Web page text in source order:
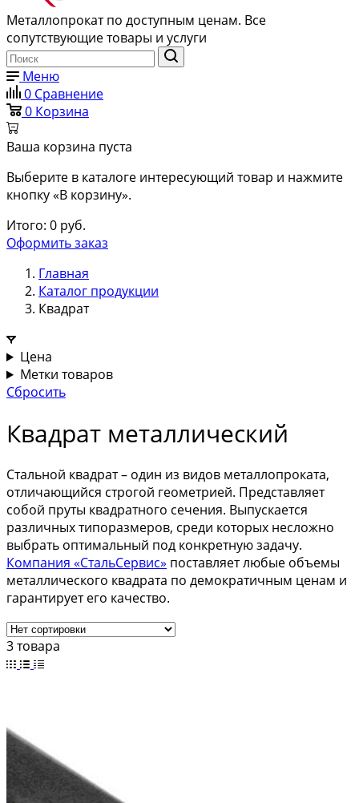
Металлопрокат по доступным ценам. Все
сопутствующие товары и услуги
Меню
0 Сравнение
0 Корзина
Ваша корзина пуста
Выберите в каталоге интересующий товар и нажмите
кнопку «В корзину».
Итого: 0 руб.
Оформить заказ
Главная
Каталог продукции
Квадрат
Цена
Метки товаров
Сбросить
Квадрат металлический
Стальной квадрат – один из видов металлопроката,
отличающийся строгой геометрией. Представляет
собой пруты квадратного сечения. Выпускается
различных типоразмеров, среди которых несложно
выбрать оптимальный под конкретную задачу.
Компания «СтальСервис» поставляет любые объемы
металлического квадрата по демократичным ценам и
гарантирует его качество.
3 товара